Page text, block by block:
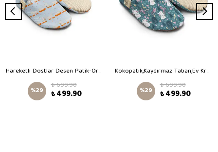
Hareketli Dostlar Desen Patik-Organik Pamuk Bebek Patiği, Kaydırmaz Taban, Yenidoğan Patik
%29 ₺ 699.90
₺ 499.90
Kokopatik,Kaydırmaz Taban,Ev Kreş Patiği,Unisex Bebek Patiği,Pamuklu Yenidoğan Patik,Rabbit Desenli Patik
%29 ₺ 699.90
₺ 499.90